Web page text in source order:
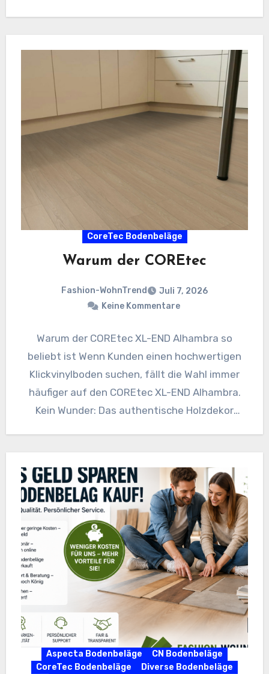
CoreTec Bodenbeläge
Warum der COREtec
Fashion-WohnTrend
Juli 7, 2026
Keine Kommentare
Warum der COREtec XL-END Alhambra so
beliebt ist Wenn Kunden einen hochwertigen
Klickvinylboden suchen, fällt die Wahl immer
häufiger auf den COREtec XL-END Alhambra.
Kein Wunder: Das authentische Holzdekor
Aspecta Bodenbeläge
CN Bodenbeläge
CoreTec Bodenbeläge
Diverse Bodenbeläge